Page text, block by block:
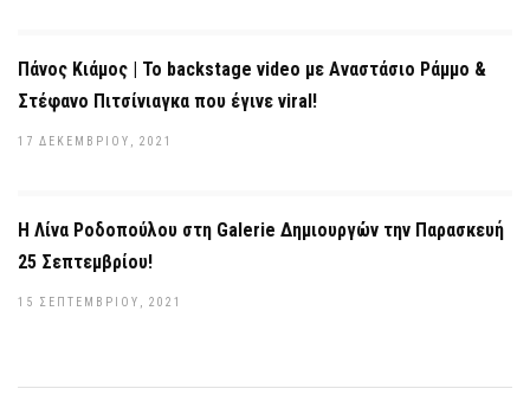
Πάνος Κιάμος | Το backstage video με Αναστάσιο Ράμμο &
Στέφανο Πιτσίνιαγκα που έγινε viral!
17 ΔΕΚΕΜΒΡΊΟΥ, 2021
Η Λίνα Ροδοπούλου στη Galerie Δημιουργών την Παρασκευή
25 Σεπτεμβρίου!
15 ΣΕΠΤΕΜΒΡΊΟΥ, 2021